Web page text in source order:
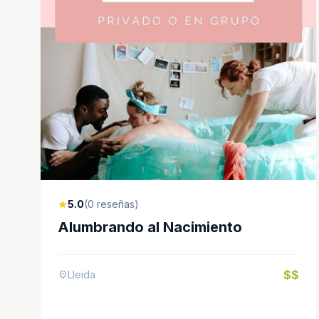
star5.0(0 reseñas)
Alumbrando al Nacimiento
location_onLleida $$